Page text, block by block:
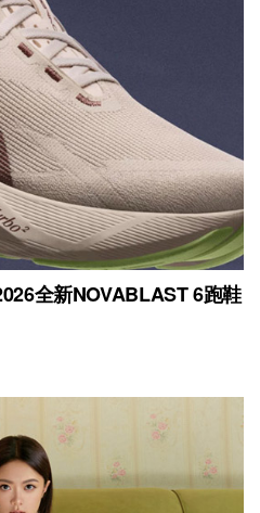
全新NOVABLAST 6跑鞋